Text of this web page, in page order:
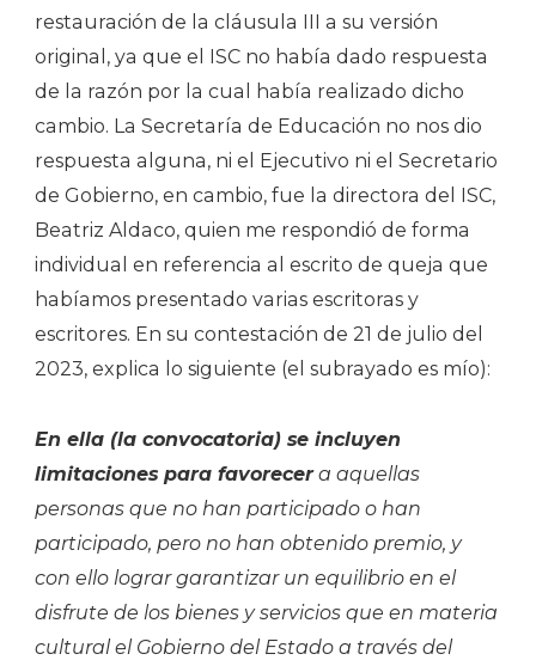
restauración de la cláusula III a su versión
original, ya que el ISC no había dado respuesta
de la razón por la cual había realizado dicho
cambio. La Secretaría de Educación no nos dio
respuesta alguna, ni el Ejecutivo ni el Secretario
de Gobierno, en cambio, fue la directora del ISC,
Beatriz Aldaco, quien me respondió de forma
individual en referencia al escrito de queja que
habíamos presentado varias escritoras y
escritores. En su contestación de 21 de julio del
2023, explica lo siguiente (el subrayado es mío):
En ella (la convocatoria) se incluyen
limitaciones para favorecera aquellas
personas que no han participado o han
participado, pero no han obtenido premio, y
con ello lograr garantizar un equilibrio en el
disfrute de los bienes y servicios que en materia
cultural el Gobierno del Estado a través del